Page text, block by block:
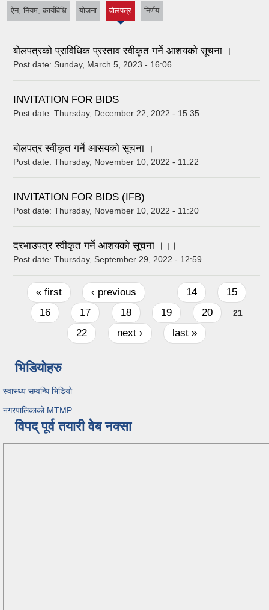
ऐन, नियम, कार्यविधि योजना वोलपत्र
(active
निर्णय
बोलपत्रको प्राविधिक प्रस्ताव स्वीकृत गर्ने आशयको सूचना ।
Post date: Sunday, March 5, 2023 - 16:06
INVITATION FOR BIDS
Post date: Thursday, December 22, 2022 - 15:35
बोलपत्र स्वीकृत गर्ने आसयको सूचना ।
Post date: Thursday, November 10, 2022 - 11:22
INVITATION FOR BIDS (IFB)
Post date: Thursday, November 10, 2022 - 11:20
दरभाउपत्र स्वीकृत गर्ने आशयको सूचना ।।।
Post date: Thursday, September 29, 2022 - 12:59
Pages
« first ‹ previous 14
15
16
17 18 19 20 21
22 next › last »
भिडियोहरु
स्वास्थ्य सम्वन्धि भिडियो
नगरपालिकाको MTMP
विपद् पूर्व तयारी वेब नक्सा